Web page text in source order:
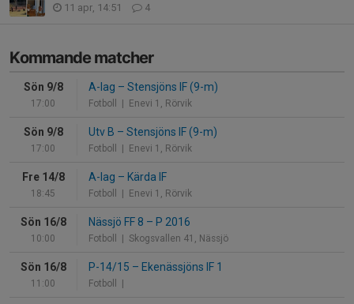
11 apr, 14:51 4
Kommande matcher
Sön 9/8
17:00
A-lag – Stensjöns IF (9-m)
Fotboll | Enevi 1, Rörvik
Sön 9/8
17:00
Utv B – Stensjöns IF (9-m)
Fotboll | Enevi 1, Rörvik
Fre 14/8
18:45
A-lag – Kärda IF
Fotboll | Enevi 1, Rörvik
Sön 16/8
10:00
Nässjö FF 8 – P 2016
Fotboll | Skogsvallen 41, Nässjö
Sön 16/8
11:00
P-14/15 – Ekenässjöns IF 1
Fotboll